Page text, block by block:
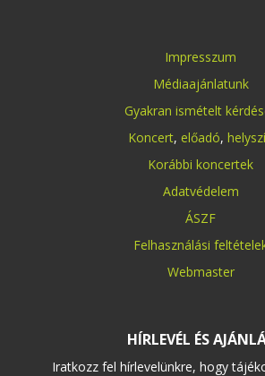
Impresszum
Médiaajánlatunk
Gyakran ismételt
Koncert, előadó,
Korábbi koncertek
Adatvédelem
ÁSZF
Felhasználási
Webmaster
HÍRLEVÉL ÉS
Iratkozz fel hírlevelünkre, hogy